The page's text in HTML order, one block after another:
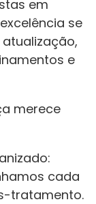
em
se
e
merece
cada
tratamento.